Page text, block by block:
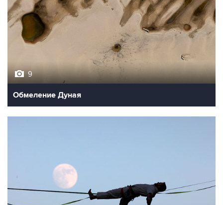
9
Обмеление Дуная